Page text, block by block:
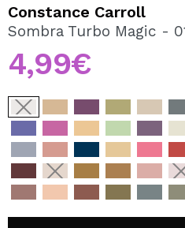
Ao criar uma conta no
compras rapidamente,
encomendas e consultar as
CRIAR
Constance Carroll
Sombra Turbo Magic -
4,99€